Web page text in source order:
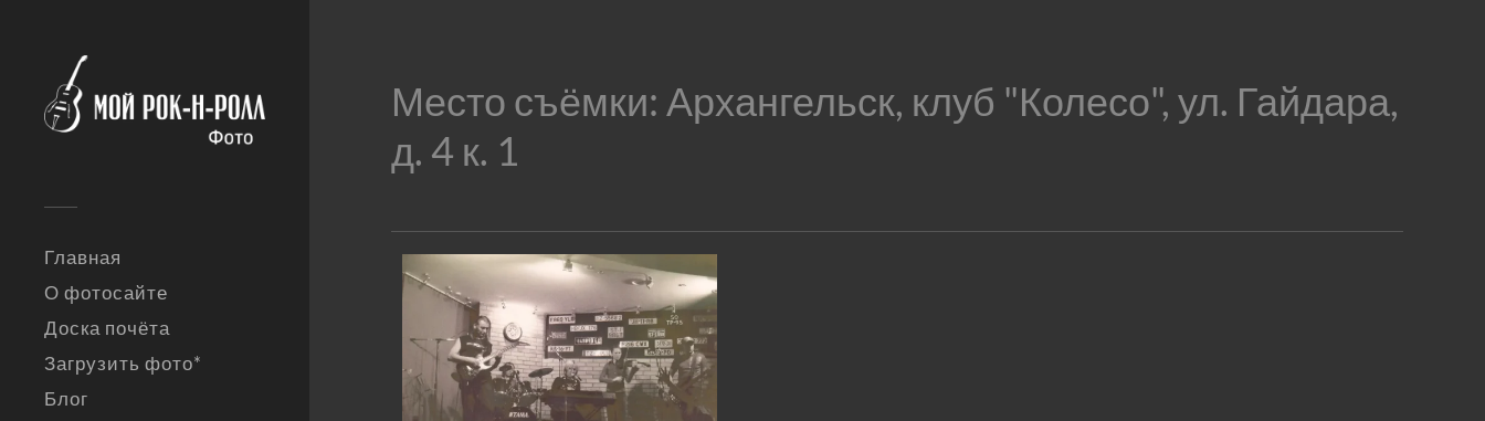
Главная
О фотосайте
Доска почёта
Загрузить фото*
Блог
Место съёмки:Архангельск, клуб "Колесо", ул. Гайдара,
д. 4 к. 1